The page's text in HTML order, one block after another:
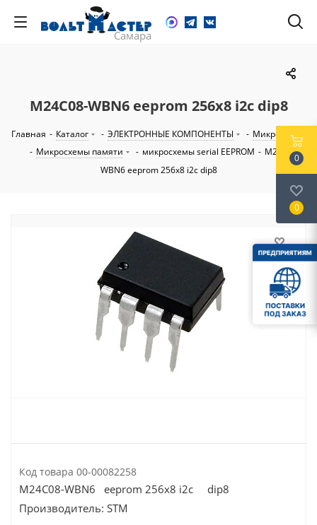
M24C08-WBN6 eeprom 256x8 i2c dip8
Главная - Каталог - ЭЛЕКТРОННЫЕ КОМПОНЕНТЫ - Микросхемы
- Микросхемы памяти - микросхемы serial EEPROM - M24C08-
WBN6 eeprom 256x8 i2c dip8
Код товара 00-00082258
M24C08-WBN6 eeprom 256x8 i2c dip8
Производитель: STM
0
0